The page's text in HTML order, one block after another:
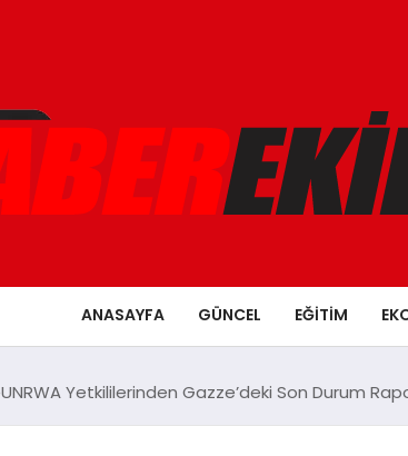
ANASAYFA GÜNCEL EĞITIM
UNRWA Yetkililerinden Gazze’deki Son Durum